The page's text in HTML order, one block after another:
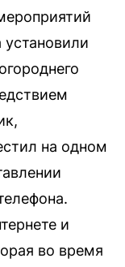
установили
на одном
и
во время